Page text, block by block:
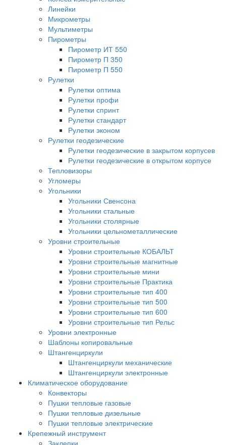
Линейки
Микрометры
Мультиметры
Пирометры
Пирометр ИТ 550
Пирометр П 350
Пирометр П 550
Рулетки
Рулетки оптима
Рулетки профи
Рулетки спринт
Рулетки стандарт
Рулетки эконом
Рулетки геодезические
Рулетки геодезические в закрытом корпусев
Рулетки геодезические в открытом корпусе
Тепловизоры
Угломеры
Угольники
Угольники Свенсона
Угольники стальные
Угольники столярные
Угольники цельнометаллические
Уровни строительные
Уровни строительные КОБАЛЬТ
Уровни строительные магнитные
Уровни строительные мини
Уровни строительные Практика
Уровни строительные тип 400
Уровни строительные тип 500
Уровни строительные тип 600
Уровни строительные тип Рельс
Уровни электронные
Шаблоны копировальные
Штангенциркули
Штангенциркули механические
Штангенциркули электронные
Климатическое оборудование
Конвекторы
Пушки тепловые газовые
Пушки тепловые дизельные
Пушки тепловые электрические
Крепежный инструмент
Заклепки